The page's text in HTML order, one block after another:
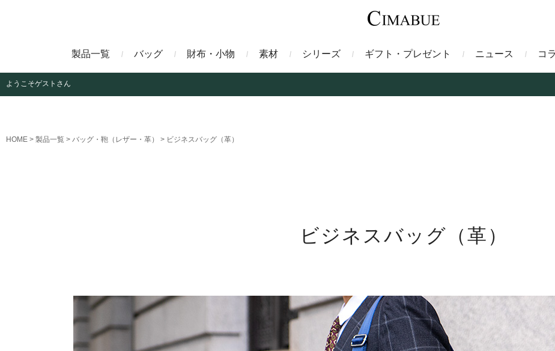
製品一覧 バッグ
ビジネスバッグ トートバッグ バックパック・リュック
クラッチバッグ
財布・小物
長財布 ミドルウォレット 二つ折り財布
マネークリップ
コードバン財布
素材 シリーズ
アニリンコードバン エレファント ガルーシャ サベル
ファビオ
ギフト・プレゼント ニュース コ
ようこそゲストさん
HOME 製品一覧 バッグ・鞄（レザー・革） ビジネスバッグ（革）
ビジネスバッグ（革）